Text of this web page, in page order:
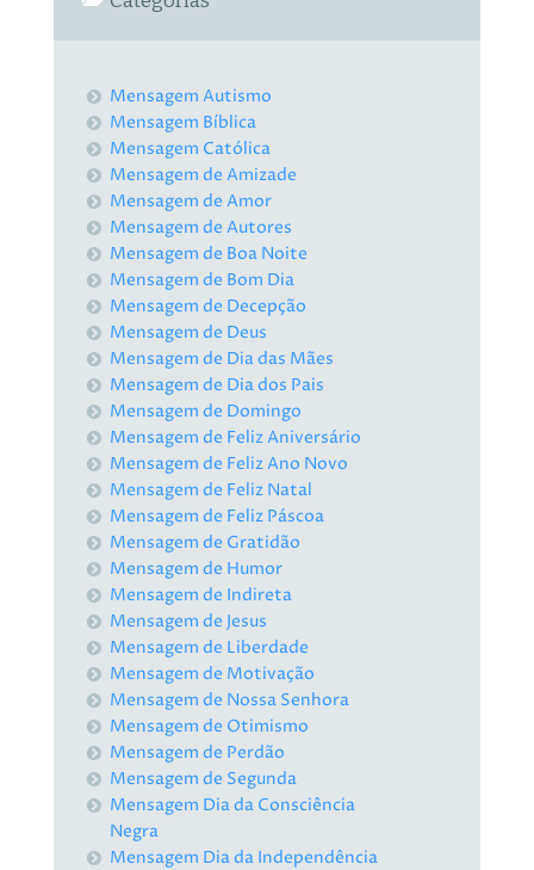
Mensagem Autismo
Mensagem Bíblica
Mensagem Católica
Mensagem de Amizade
Mensagem de Amor
Mensagem de Autores
Mensagem de Boa Noite
Mensagem de Bom Dia
Mensagem de Decepção
Mensagem de Deus
Mensagem de Dia das Mães
Mensagem de Dia dos Pais
Mensagem de Domingo
Mensagem de Feliz Aniversário
Mensagem de Feliz Ano Novo
Mensagem de Feliz Natal
Mensagem de Feliz Páscoa
Mensagem de Gratidão
Mensagem de Humor
Mensagem de Indireta
Mensagem de Jesus
Mensagem de Liberdade
Mensagem de Motivação
Mensagem de Nossa Senhora
Mensagem de Otimismo
Mensagem de Perdão
Mensagem de Segunda
Mensagem Dia da Consciência
Negra
Mensagem Dia da Independência